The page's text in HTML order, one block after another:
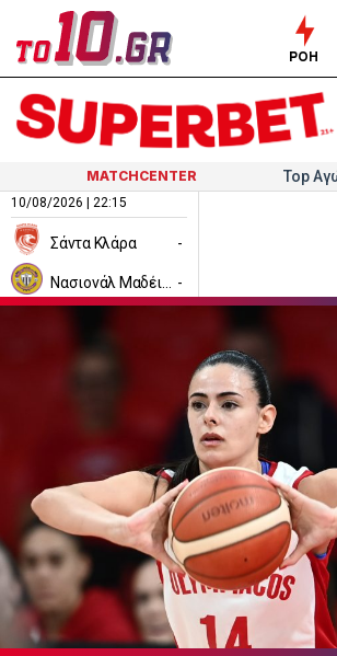
ΡΟΗ
MATCHCENTER
10/08/2026 | 22:15
Σάντα Κλάρα -
-